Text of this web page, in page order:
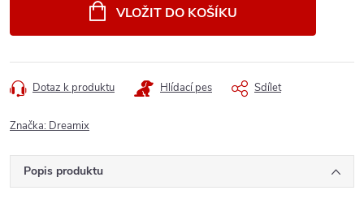
VLOŽIT DO KOŠÍKU
Dotaz k produktu Hlídací pes Sdílet
Značka: Dreamix
Popis produktu